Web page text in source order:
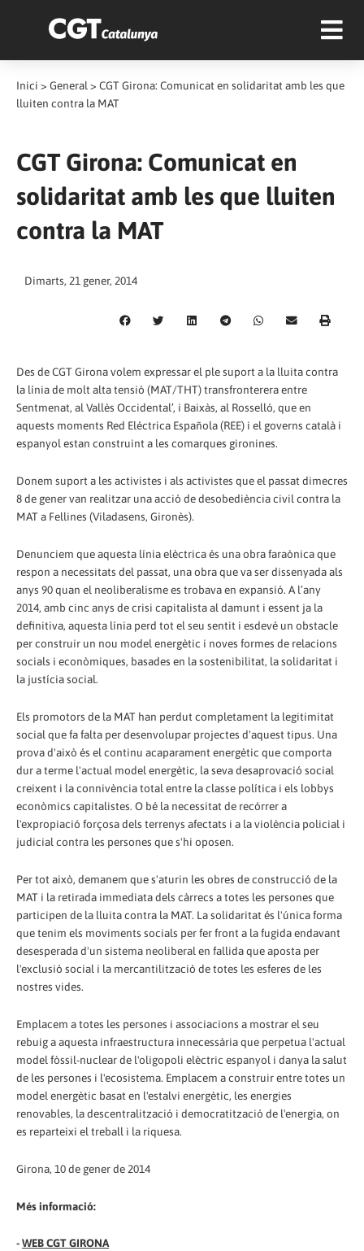
Inici > General > CGT Girona: Comunicat en solidaritat amb les que
lluiten contra la MAT
CGT Girona: Comunicat en
solidaritat amb les que lluiten
contra la MAT
Dimarts, 21 gener, 2014
Des de CGT Girona volem expressar el ple suport a la lluita contra
la línia de molt alta tensió (MAT/THT) transfronterera entre
Sentmenat, al Vallès Occidental’, i Baixàs, al Rosselló, que en
aquests moments Red Eléctrica Española (REE) i el governs català i
espanyol estan construint a les comarques gironines.
Donem suport a les activistes i als activistes que el passat dimecres
8 de gener van realitzar una acció de desobediència civil contra la
MAT a Fellines (Viladasens, Gironès).
Denunciem que aquesta línia elèctrica és una obra faraònica que
respon a necessitats del passat, una obra que va ser dissenyada als
anys 90 quan el neoliberalisme es trobava en expansió. A l’any
2014, amb cinc anys de crisi capitalista al damunt i essent ja la
definitiva, aquesta línia perd tot el seu sentit i esdevé un obstacle
per construir un nou model energètic i noves formes de relacions
socials i econòmiques, basades en la sostenibilitat, la solidaritat i
la justícia social.
Els promotors de la MAT han perdut completament la legitimitat
social que fa falta per desenvolupar projectes d'aquest tipus. Una
prova d'això és el continu acaparament energètic que comporta
dur a terme l'actual model energètic, la seva desaprovació social
creixent i la connivència total entre la classe política i els lobbys
econòmics capitalistes. O bé la necessitat de recórrer a
l'expropiació forçosa dels terrenys afectats i a la violència policial i
judicial contra les persones que s'hi oposen.
Per tot això, demanem que s'aturin les obres de construcció de la
MAT i la retirada immediata dels càrrecs a totes les persones que
participen de la lluita contra la MAT. La solidaritat és l'única forma
que tenim els moviments socials per fer front a la fugida endavant
desesperada d'un sistema neoliberal en fallida que aposta per
l'exclusió social i la mercantilització de totes les esferes de les
nostres vides.
Emplacem a totes les persones i associacions a mostrar el seu
rebuig a aquesta infraestructura innecessària que perpetua l'actual
model fòssil-nuclear de l'oligopoli elèctric espanyol i danya la salut
de les persones i l'ecosistema. Emplacem a construir entre totes un
model energètic basat en l'estalvi energètic, les energies
renovables, la descentralització i democratització de l'energia, on
es reparteixi el treball i la riquesa.
Girona, 10 de gener de 2014
Més informació:
-WEB CGT GIRONA